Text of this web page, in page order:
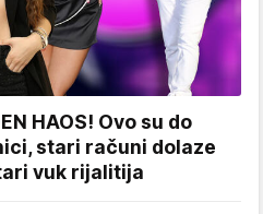
HAOS! Ovo su do
stari računi dolaze
vuk rijalitija